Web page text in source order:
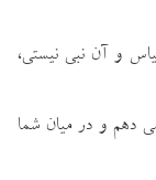
و آن نبي نيستي،
دهم و در ميان شما